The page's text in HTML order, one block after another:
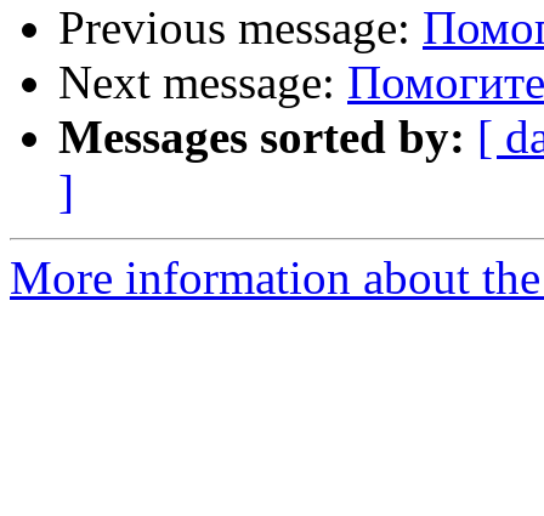
Previous message:
Next message:
Messages sorted by: [
]
More information about